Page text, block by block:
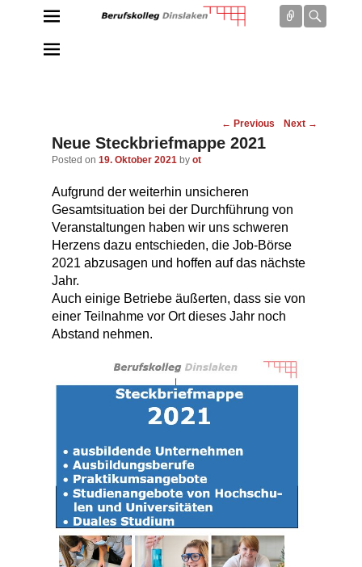
Connect
Post
navigation
← Previous Next →
Neue Steckbriefmappe 2021
Posted on 19. Oktober 2021 by ot
Aufgrund der weiterhin unsicheren
Gesamtsituation bei der Durchführung von
Veranstaltungen haben wir uns schweren
Herzens dazu entschieden, die Job-Börse
2021 abzusagen und hoffen auf das nächste
Jahr.
Auch einige Betriebe äußerten, dass sie von
einer Teilnahme vor Ort dieses Jahr noch
Abstand nehmen.